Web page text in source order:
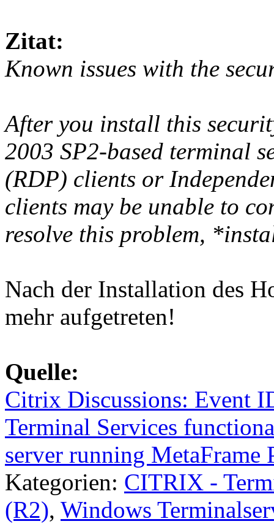
Zitat:
Known issues with the
After you install this
2003 SP2-based terminal
(RDP) clients or
clients may be unable to
resolve this problem,
Nach der Installation des
mehr aufgetreten!
Quelle:
Citrix Discussions: Event
Terminal Services
server running MetaFrame
Kategorien: CITRIX -
(R2), Windows